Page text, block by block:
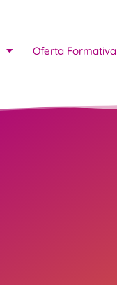
Oferta Formativa